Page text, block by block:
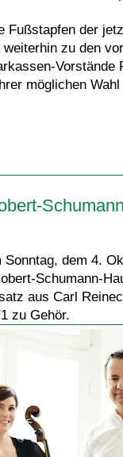
Fußstapfen der
zu den
Vorstände
möglichen
dem 4.
Schumann-
aus Carl
zu Gehör.